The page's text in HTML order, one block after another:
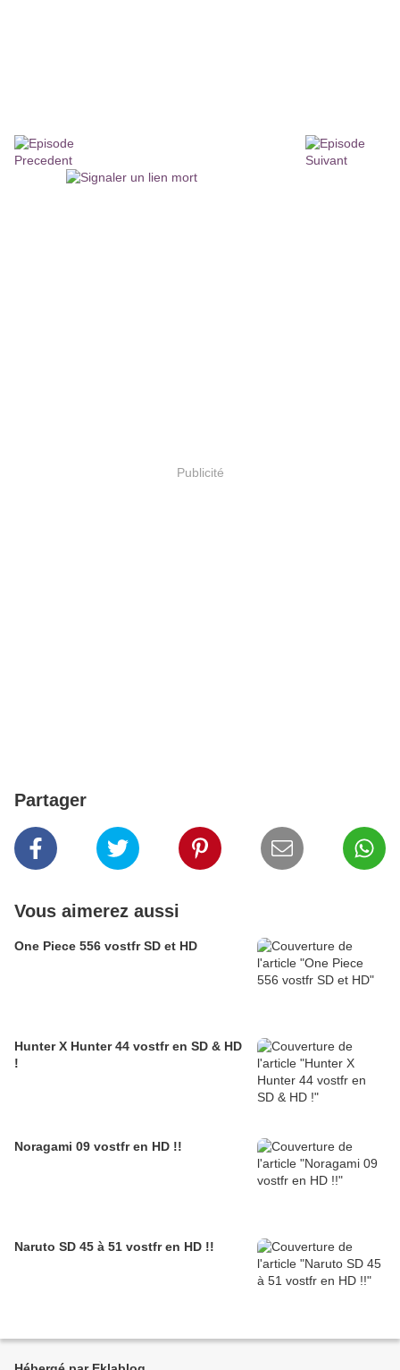
Publicité
Partager
Vous aimerez aussi
One Piece 556 vostfr SD et HD
Hunter X Hunter 44 vostfr en SD & HD
!
Noragami 09 vostfr en HD !!
Naruto SD 45 à 51 vostfr en HD !!